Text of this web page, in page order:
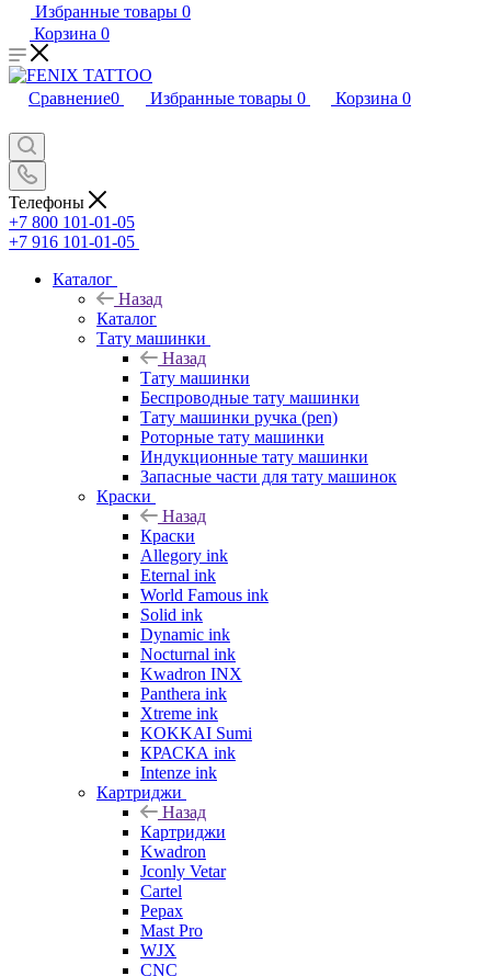
Избранные товары 0
Корзина 0
Сравнение0 Избранные товары 0 Корзина 0
Телефоны
+7 800 101-01-05
+7 916 101-01-05
Каталог
Назад
Каталог
Тату машинки
Назад
Тату машинки
Беспроводные тату машинки
Тату машинки ручка (pen)
Роторные тату машинки
Индукционные тату машинки
Запасные части для тату машинок
Краски
Назад
Краски
Allegory ink
Eternal ink
World Famous ink
Solid ink
Dynamic ink
Nocturnal ink
Kwadron INX
Panthera ink
Xtreme ink
KOKKAI Sumi
КРАСКА ink
Intenze ink
Картриджи
Назад
Картриджи
Kwadron
Jconly Vetar
Cartel
Pepax
Mast Pro
WJX
CNC